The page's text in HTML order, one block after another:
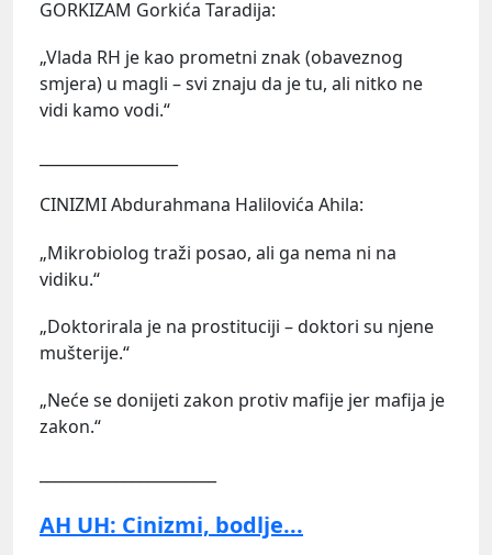
GORKIZAM Gorkića Taradija:
„Vlada RH je kao prometni znak (obaveznog
smjera) u magli – svi znaju da je tu, ali nitko ne
vidi kamo vodi.“
CINIZMI Abdurahmana Halilovića Ahila:
„Mikrobiolog traži posao, ali ga nema ni na
vidiku.“
„Doktorirala je na prostituciji – doktori su njene
mušterije.“
„Neće se donijeti zakon protiv mafije jer mafija je
zakon.“
AH UH: Cinizmi, bodlje...